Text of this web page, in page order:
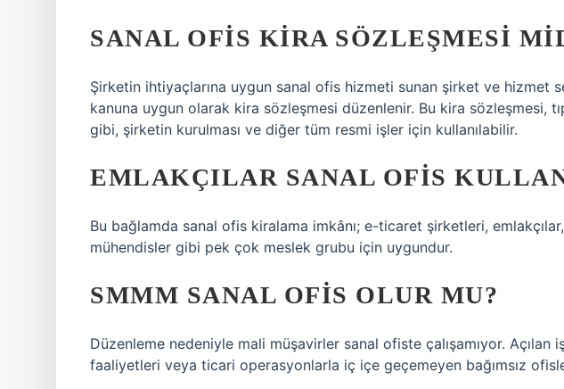
SANAL OFIS KIRA SÖZLEŞMESI
Şirketin ihtiyaçlarına uygun sanal ofis hizmeti sunan şirket ve hizmet
kanuna uygun olarak kira sözleşmesi düzenlenir. Bu kira sözleşmesi,
gibi, şirketin kurulması ve diğer tüm resmi işler için kullanılabilir.
EMLAKÇILAR SANAL OFIS
Bu bağlamda sanal ofis kiralama imkânı; e-ticaret şirketleri,
mühendisler gibi pek çok meslek grubu için uygundur.
SMMM SANAL OFIS OLUR MU?
Düzenleme nedeniyle mali müşavirler sanal ofiste çalışamıyor.
faaliyetleri veya ticari operasyonlarla iç içe geçemeyen bağımsız